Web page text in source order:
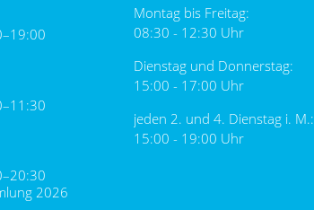
2026
Montag bis Freitag:
08:30 - 12:30 Uhr
Dienstag und Donnerstag:
15:00 - 17:00 Uhr
jeden 2. und 4. Dienstag i. M.:
15:00 - 19:00 Uhr